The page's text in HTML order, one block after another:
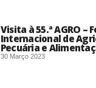
Vi­sita à 55.ª AGRO –
Internacional de
Pecuária e
30 Março 2023